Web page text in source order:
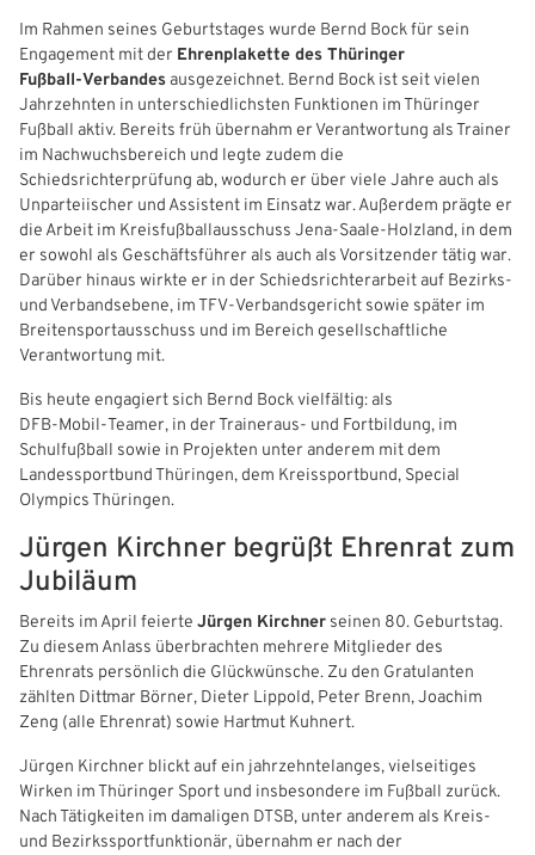
Im Rahmen seines Geburtstages wurde Bernd Bock für sein
Engagement mit der Ehrenplakette des Thüringer
Fußball‑Verbandesausgezeichnet. Bernd Bock ist seit vielen
Jahrzehnten in unterschiedlichsten Funktionen im Thüringer
Fußball aktiv. Bereits früh übernahm er Verantwortung als Trainer
im Nachwuchsbereich und legte zudem die
Schiedsrichterprüfung ab, wodurch er über viele Jahre auch als
Unparteiischer und Assistent im Einsatz war. Außerdem prägte er
die Arbeit im Kreisfußballausschuss Jena‑Saale‑Holzland, in dem
er sowohl als Geschäftsführer als auch als Vorsitzender tätig war.
Darüber hinaus wirkte er in der Schiedsrichterarbeit auf Bezirks‑
und Verbandsebene, im TFV‑Verbandsgericht sowie später im
Breitensportausschuss und im Bereich gesellschaftliche
Verantwortung mit.
Bis heute engagiert sich Bernd Bock vielfältig: als
DFB‑Mobil‑Teamer, in der Traineraus‑ und Fortbildung, im
Schulfußball sowie in Projekten unter anderem mit dem
Landessportbund Thüringen, dem Kreissportbund, Special
Olympics Thüringen.
Jürgen Kirchner begrüßt Ehrenrat zum
Jubiläum
Bereits im April feierte Jürgen Kirchner seinen 80. Geburtstag.
Zu diesem Anlass überbrachten mehrere Mitglieder des
Ehrenrats persönlich die Glückwünsche. Zu den Gratulanten
zählten Dittmar Börner, Dieter Lippold, Peter Brenn, Joachim
Zeng (alle Ehrenrat) sowie Hartmut Kuhnert.
Jürgen Kirchner blickt auf ein jahrzehntelanges, vielseitiges
Wirken im Thüringer Sport und insbesondere im Fußball zurück.
Nach Tätigkeiten im damaligen DTSB, unter anderem als Kreis‑
und Bezirkssportfunktionär, übernahm er nach der
Previous Next
WEBSITE DURCHSUCHEN
IHRE LESEZEICHEN
Aktuelle Seite als Lesezeichen speichern
IHR LOGIN
Benutzeranmeldung
Bitte geben Sie Ihren Benutzernamen und Ihr Passwort ein, um
sich an der Website anzumelden.
Anmelden
Benutzername:
Freizeit- und Breitensport
Futsal
Kinder- und Jugendschutz
#siekickt
Tage des Mädchenfußballs
Datenschutz
Länderspiele
Impressum